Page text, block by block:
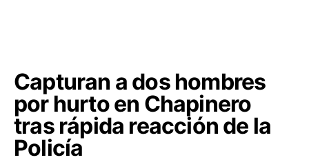
Capturan a dos hombres
por hurto en Chapinero
tras rápida reacción de la
Policía